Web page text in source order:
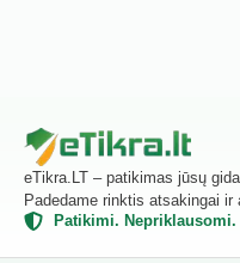
eTikra.LT – patikimas jūsų
Padedame rinktis atsakingai
Patikimi. Nepriklausomi.